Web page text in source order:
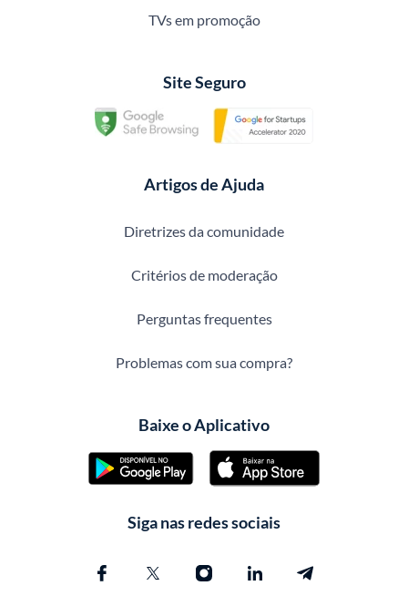
TVs em promoção
Site Seguro
Artigos de Ajuda
Diretrizes da comunidade
Critérios de moderação
Perguntas frequentes
Problemas com sua compra?
Baixe o Aplicativo
Siga nas redes sociais